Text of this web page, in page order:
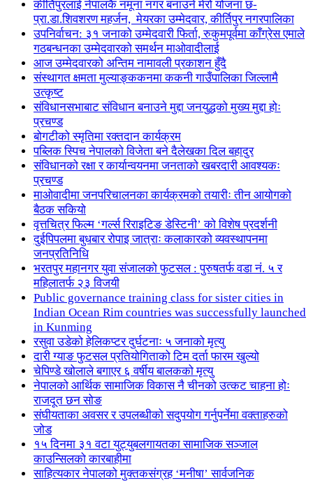
कीर्तिपुरलाई नेपालकै नमूना नगर बनाउने मेरो योजना छ-
प्रा.डा.शिवशरण महर्जन, मेयरका उम्मेदवार, कीर्तिपुर नगरपालिका
उपनिर्वाचन: ३१ जनाको उम्मेदवारी फिर्ता, रुकुमपूर्वमा काँग्रेस एमाले
गठबन्धनका उम्मेदवारको समर्थन माओवादीलाई
आज उम्मेदवारको अन्तिम नामावली प्रकाशन हुँदै
संस्थागत क्षमता मुल्याङ्ककनमा ककनी गाउँपालिका जिल्लामै
उत्कृष्ट
संविधानसभाबाट संविधान बनाउने मुद्दा जनयुद्धको मुख्य मुद्दा होः
प्रचण्ड
बोगटीको स्मृतिमा रक्तदान कार्यक्रम
पब्लिक स्पिच नेपालको विजेता बने दैलेखका दिल बहादुर
संविधानको रक्षा र कार्यान्वयनमा जनताको खबरदारी आवश्यकः
प्रचण्ड
माओवादीमा जनपरिचालनका कार्यक्रमको तयारीः तीन आयोगको
बैठक सकियो
वृत्तचित्र फिल्म ‘गर्ल्स रिराइटिङ डेस्टिनी’ को विशेष प्रदर्शनी
दुईपिपलमा बुधबार रोपाइ जात्राः कलाकारको व्यवस्थापनमा
जनप्रतिनिधि
भरतपुर महानगर युवा संजालको फुटसल : पुरुषतर्फ वडा नं. ५ र
महिलातर्फ २३ विजयी
Public governance training class for sister cities in
Indian Ocean Rim countries was successfully launched
in Kunming
रसुवा उडेको हेलिकप्टर दुर्घटनाः ५ जनाको मृत्यु
दारी ग्याङ फुटसल प्रतियोगिताको टिम दर्ता फारम खुल्यो
चेपिण्डे खोलाले बगाएर ६ वर्षीय बालकको मृत्यु
नेपालको आर्थिक सामाजिक विकास नै चीनको उत्कट चाहना होः
राजदूत छन सोङ
संघीयताका अवसर र उपलब्धीको सदुपयोग गर्नुपर्नेमा वक्ताहरुको
जोड
१५ दिनमा ३१ वटा युट्युबलगायतका सामाजिक सञ्जाल
काउन्सिलको कारबाहीमा
साहित्यकार नेपालको मुक्तकसंग्रह ‘मनीषा’ सार्वजनिक